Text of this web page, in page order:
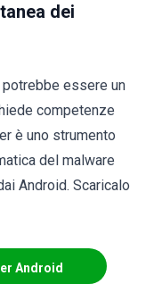
dei
potrebbe essere un
competenze
è uno strumento
del malware
Android. Scaricalo
Android